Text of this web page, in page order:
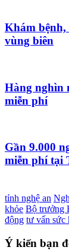
Khám bệnh,
vùng biên
Hàng nghìn
miễn phí
Gần 9.000
miễn phí tại
tỉnh nghệ an
khỏe Bộ trưởng
động tư vấn sức
Ý kiến bạn